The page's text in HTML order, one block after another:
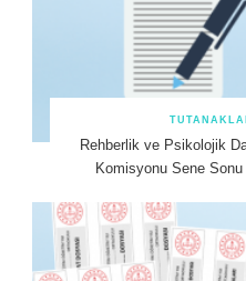
Rehberlik ve Psikolojik
Komisyonu Sene